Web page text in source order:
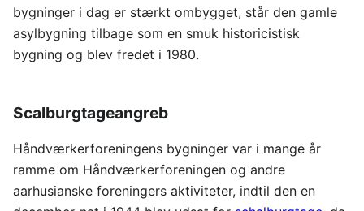
bygninger i dag er stærkt ombygget, står den gamle
asylbygning tilbage som en smuk historicistisk
bygning og blev fredet i 1980.
Scalburgtageangreb
Håndværkerforeningens bygninger var i mange år
ramme om Håndværkerforeningen og andre
aarhusianske foreningers aktiviteter, indtil den en